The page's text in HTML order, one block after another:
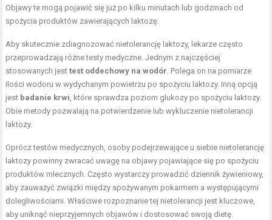
Objawy te mogą pojawić się już po kilku minutach lub godzinach od
spożycia produktów zawierających laktozę.
Aby skutecznie zdiagnozować nietolerancję laktozy, lekarze często
przeprowadzają różne testy medyczne. Jednym z najczęściej
stosowanych jesttest oddechowy na wodór. Polega on na pomiarze
ilości wodoru w wydychanym powietrzu po spożyciu laktozy. Inną opcją
jest badanie krwi, które sprawdza poziom glukozy po spożyciu laktozy.
Obie metody pozwalają na potwierdzenie lub wykluczenie nietolerancji
laktozy.
Oprócz testów medycznych, osoby podejrzewające u siebie nietolerancję
laktozy powinny zwracać uwagę na objawy pojawiające się po spożyciu
produktów mlecznych. Często wystarczy prowadzić dziennik żywieniowy,
aby zauważyć związki między spożywanym pokarmem a występującymi
dolegliwościami. Właściwe rozpoznanie tej nietolerancji jest kluczowe,
aby uniknąć nieprzyjemnych objawów i dostosować swoją dietę.